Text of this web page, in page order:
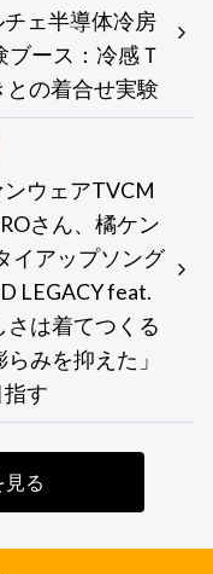
チェ半導体冷房
ース：冷感Ｔ
の着合せ実験
ウェアTVCM
さん、橘ケン
イアップソング
LEGACY feat.
は着てつくる
みを抑えた」
す
見る